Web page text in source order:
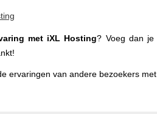
met iXL Hosting? Voeg dan je
ervaringen van andere bezoekers met